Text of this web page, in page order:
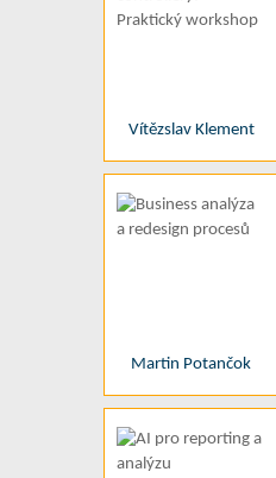
Vítězslav Klement
Martin Potančok